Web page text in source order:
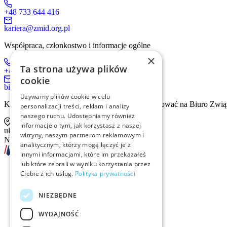
+48 733 644 416
kariera@zmid.org.pl
Współpraca, członkostwo i informacje ogólne
+48 519 536 405
biuro@zmid.org.pl
Kontakt tradycyjną drogą pocztową prosimy kierować na Biuro
ul. Sienna 93 lok. 2, 00-815 Warszawa
NIP: 526-13-30-874
Szkolenia
Rekrutacja
×
Ta strona używa plików
cookie
Używamy plików cookie w celu
personalizacji treści, reklam i analizy
naszego ruchu. Udostępniamy również
informacje o tym, jak korzystasz z naszej
witryny, naszym partnerom reklamowym i
analitycznym, którzy mogą łączyć je z
innymi informacjami, które im przekazałeś
lub które zebrali w wyniku korzystania przez
Ciebie z ich usług. Polityka prywatności
NIEZBĘDNE
WYDAJNOŚĆ